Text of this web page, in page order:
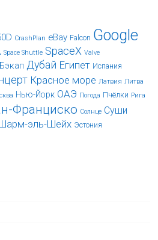
CrashPlan eBay Falcon Google
Space Shuttle SpaceX Valve
Бэкап Дубай Египет Испания
Красное море Латвия Литва
Нью-Йорк ОАЭ Погода Пчёлки Рига
Франциско Солнце Суши
эль-Шейх Эстония